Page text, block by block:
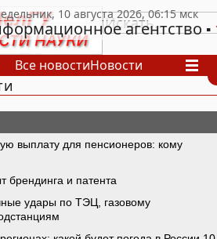
агентство
Все новостиНовости
Архив